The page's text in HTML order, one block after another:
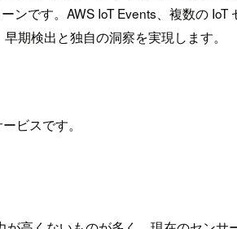
です。AWS IoT Events、複数の
期検出と独自の洞察を実現します。
ビスです。